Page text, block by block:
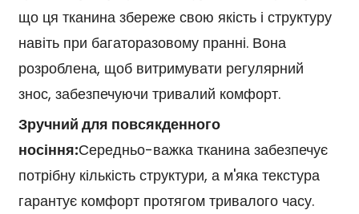
що ця тканина збереже свою якість і структуру
навіть при багаторазовому пранні. Вона
розроблена, щоб витримувати регулярний
знос, забезпечуючи тривалий комфорт.
Зручний для повсякденного
носіння:Середньо-важка тканина забезпечує
потрібну кількість структури, а м'яка текстура
гарантує комфорт протягом тривалого часу.